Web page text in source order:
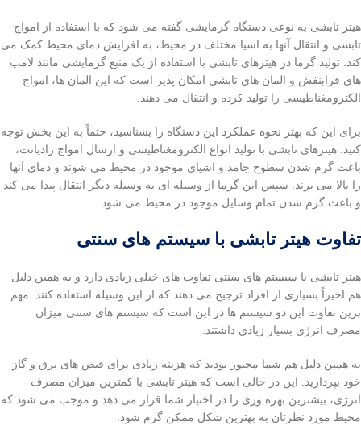
هیتر تابشی به نوعی دستگاه گرمایشی گفته می شود که با استفاده از امواج
تابشی و انتقال آنها به اشیا مختلف در محیط، به افزایش دمای محیط کمک می
کند. تولید گرما در هیترهای تابشی با استفاده از یک منبع گرمایشی مانند لامپ
های فرابنفش و المان های تابشی امکان پذیر است که این المان ها، امواج
الکترومغناطیسی را تولید کرده و انتقال می دهند.
برای این که بهتر نحوه عملکرد این دستگاه را بشناسید، حتماً به این بخش توجه
کنید. هیترهای تابشی با تولید انواع الکترومغناطیسی و ارسال امواج رادیانت،
باعث گرم شدن سطوح جامد و اشیای موجود در محیط می شوند و دمای آنها
را بالا می برند. سپس این گرما از وسیله ای به وسیله دیگر انتقال پیدا می کند
و باعث گرم شدن تمام وسایل موجود در محیط می شود.
تفاوت هیتر تابشی با سیستم های سنتی
هیتر تابشی با سیستم های سنتی تفاوت های خیلی زیادی دارد و به همین دلیل
هم اخیراً بسیاری از افراد ترجیح می دهند که از این وسیله استفاده کنند. مهم
ترین تفاوت این دو سیستم ها در این است که سیستم های سنتی میزان
مصرف انرژی بسیار زیادی داشتند.
به همین دلیل هم شما مجبور بودید که هزینه زیادی برای قبض های برق و گاز
خود بپردازید. این در حالی است که هیتر تابشی با کمترین میزان مصرف
انرژی، بیشترین بهره وری را در اختیار شما قرار می دهد و موجب می شود که
محیط مورد نظرتان به بهترین شکل ممکن گرم شود.